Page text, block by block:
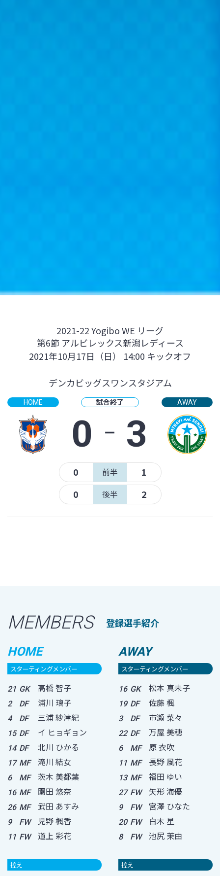
2021-22 Yogibo WE リーグ
第6節 アルビレックス新潟レディース
2021年10月17日（日） 14:00 キックオフ
デンカビッグスワンスタジアム
HOME 試合終了
0‐ 3
0 前半
1
0
後半 2
AWAY
MEMBERS 登録選手紹介
HOME
スターティングメンバー
21 GK 高橋 智子
2 DF 浦川 璃子
4 DF 三浦 紗津紀
15 DF イ ヒョギョン
14 DF 北川 ひかる
17 MF 滝川 結女
6 MF 茨木 美都葉
16 MF 園田 悠奈
26 MF 武田 あすみ
9 FW 児野 楓香
11 FW 道上 彩花
控え
AWAY
スターティングメンバー
16 GK 松本 真未子
19 DF 佐藤 楓
3 DF 市瀬 菜々
22 DF 万屋 美穂
6 MF 原 衣吹
11 MF 長野 風花
13 MF 福田 ゆい
27 FW 矢形 海優
9 FW 宮澤 ひなた
20 FW 白木 星
8 FW 池尻 茉由
控え